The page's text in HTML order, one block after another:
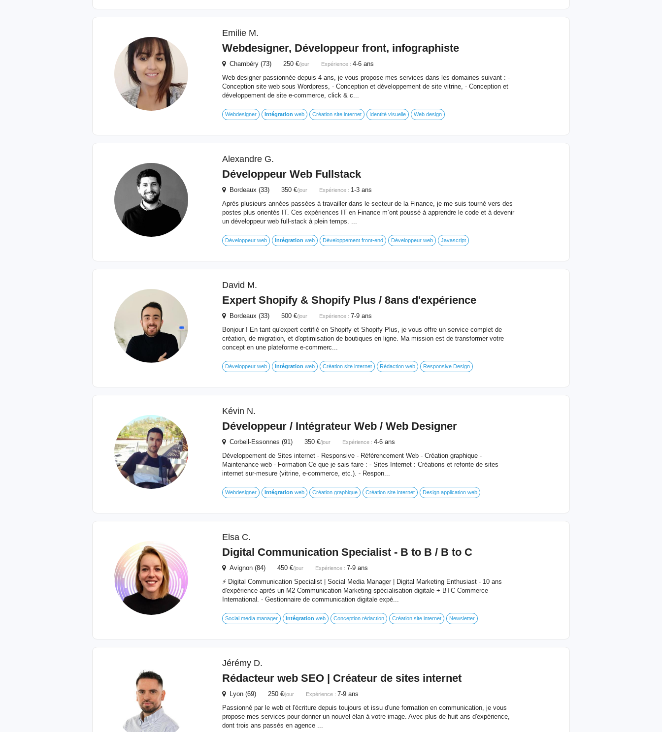
Emilie M.
Webdesigner, Développeur front, infographiste
Chambéry (73) 250 €/jour Expérience : 4-6 ans
Web designer passionnée depuis 4 ans, je vous propose mes services dans les domaines suivant : -
Conception site web sous Wordpress, - Conception et développement de site vitrine, - Conception et
développement de site e-commerce, click & c...
Webdesigner Intégration web Création site internet Identité visuelle Web design
Alexandre G.
Développeur Web Fullstack
Bordeaux (33) 350 €/jour Expérience : 1-3 ans
Après plusieurs années passées à travailler dans le secteur de la Finance, je me suis tourné vers des
postes plus orientés IT. Ces expériences IT en Finance m’ont poussé à apprendre le code et à devenir
un développeur web full-stack à plein temps. ...
Développeur web Intégration web Développement front-end Développeur web Javascript
David M.
Expert Shopify & Shopify Plus / 8ans d'expérience
Bordeaux (33) 500 €/jour Expérience : 7-9 ans
Bonjour ! En tant qu'expert certifié en Shopify et Shopify Plus, je vous offre un service complet de
création, de migration, et d'optimisation de boutiques en ligne. Ma mission est de transformer votre
concept en une plateforme e-commerc...
Développeur web Intégration web Création site internet Rédaction web Responsive Design
Kévin N.
Développeur / Intégrateur Web / Web Designer
Corbeil-Essonnes (91) 350 €/jour Expérience : 4-6 ans
Développement de Sites internet - Responsive - Référencement Web - Création graphique -
Maintenance web - Formation Ce que je sais faire : - Sites Internet : Créations et refonte de sites
internet sur-mesure (vitrine, e-commerce, etc.). - Respon...
Webdesigner Intégration web Création graphique Création site internet Design application web
Elsa C.
Digital Communication Specialist - B to B / B to C
Avignon (84) 450 €/jour Expérience : 7-9 ans
⚡️ Digital Communication Specialist | Social Media Manager | Digital Marketing Enthusiast - 10 ans
d'expérience après un M2 Communication Marketing spécialisation digitale + BTC Commerce
International. - Gestionnaire de communication digitale expé...
Social media manager Intégration web Conception rédaction Création site internet Newsletter
Jérémy D.
Rédacteur web SEO | Créateur de sites internet
Lyon (69) 250 €/jour Expérience : 7-9 ans
Passionné par le web et l'écriture depuis toujours et issu d'une formation en communication, je vous
propose mes services pour donner un nouvel élan à votre image. Avec plus de huit ans d'expérience,
dont trois ans passés en agence ...